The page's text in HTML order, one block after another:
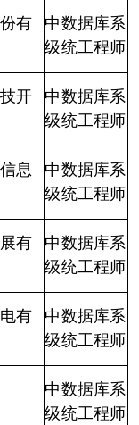
有
中
级
数据库系
统工程师
开
中
级
数据库系
统工程师
息
中
级
数据库系
统工程师
有
中
级
数据库系
统工程师
有
中
级
数据库系
统工程师
中
级
数据库系
统工程师